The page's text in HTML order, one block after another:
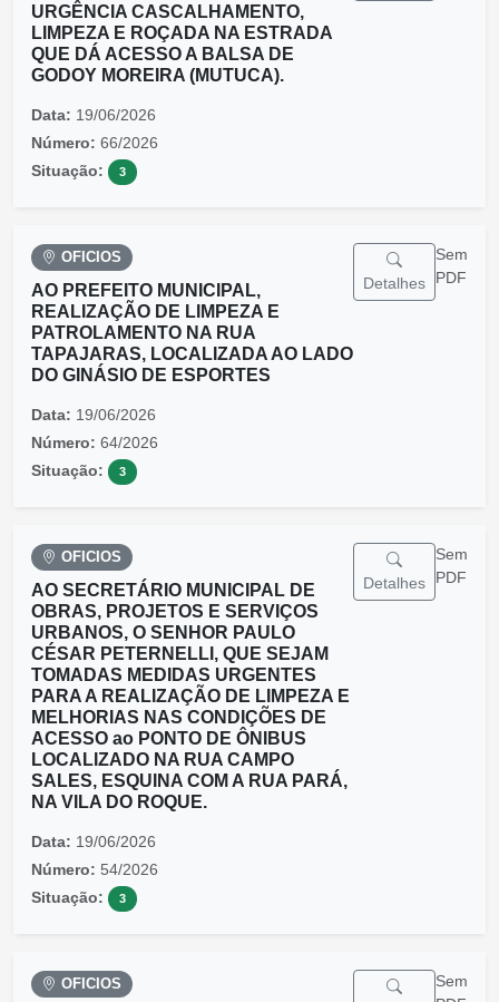
URGÊNCIA CASCALHAMENTO,
LIMPEZA E ROÇADA NA ESTRADA
QUE DÁ ACESSO A BALSA DE
GODOY MOREIRA (MUTUCA).
Data: 19/06/2026
Número: 66/2026
Situação:
3
OFICIOS
AO PREFEITO MUNICIPAL,
REALIZAÇÃO DE LIMPEZA E
PATROLAMENTO NA RUA
TAPAJARAS, LOCALIZADA AO LADO
DO GINÁSIO DE ESPORTES
Detalhes
Sem
PDF
Data: 19/06/2026
Número: 64/2026
Situação:
3
OFICIOS
AO SECRETÁRIO MUNICIPAL DE
OBRAS, PROJETOS E SERVIÇOS
URBANOS, O SENHOR PAULO
CÉSAR PETERNELLI, QUE SEJAM
TOMADAS MEDIDAS URGENTES
PARA A REALIZAÇÃO DE LIMPEZA E
MELHORIAS NAS CONDIÇÕES DE
ACESSO ao PONTO DE ÔNIBUS
LOCALIZADO NA RUA CAMPO
SALES, ESQUINA COM A RUA PARÁ,
NA VILA DO ROQUE.
Detalhes
Sem
PDF
Data: 19/06/2026
Número: 54/2026
Situação:
3
OFICIOS
Sem